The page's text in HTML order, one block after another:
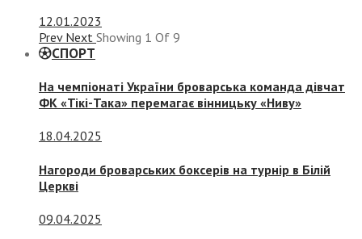
12.01.2023
Prev Next Showing 1 Of 9
СПОРТ
На чемпіонаті України броварська команда дівчат
ФК «Тікі-Така» перемагає вінницьку «Ниву»
18.04.2025
Нагороди броварських боксерів на турнір в Білій
Церкві
09.04.2025